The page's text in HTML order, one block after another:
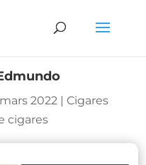
2022| Cigares
cigares